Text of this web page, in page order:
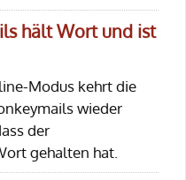
hält Wort und ist
Modus kehrt die
wieder
der
gehalten hat.